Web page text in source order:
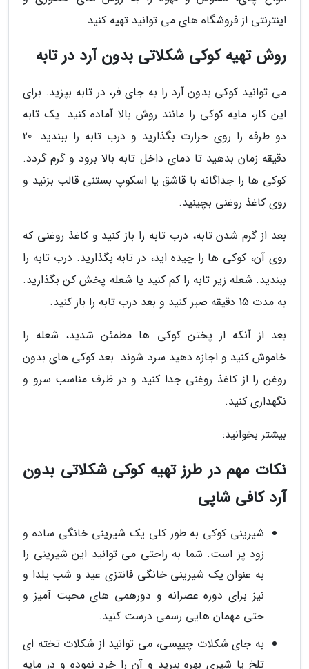
اینترنتی از فروشگاه های می توانید تهیه کنید.
روش تهیه کوکی شکلاتی بدون آرد در تابه
می توانید کوکی بدون آرد را به جای فر، در تابه بپزید. برای
این کار، مایه کوکی را مانند روش بالا آماده کنید. یک تابه
دو طرفه را روی حرارت بگذارید و درب تابه را ببندید. 20
دقیقه زمان بدهید تا دمای داخل تابه بالا برود و گرم گردد.
کوکی ها را جداگانه با قاشق یا اسکوپ بستنی قالب بزنید و
روی کاغذ روغنی بچینید.
بعد از گرم شدن تابه، درب تابه را باز کنید و کاغذ روغنی که
روی آن، کوکی ها را چیده اید، در تابه بگذارید. درب تابه را
ببندید. شعله زیر تابه را کم کنید یا شعله پخش کن بگذارید.
به مدت 15 دقیقه صبر کنید و بعد درب تابه را باز کنید.
بعد از آنکه از پختن کوکی ها مطمئن شدید، شعله را
خاموش کنید و اجازه دهید سرد شوند. بعد کوکی های بدون
روغن را از کاغذ روغنی جدا کنید و در ظرف مناسب سرو و
نگهداری کنید.
بیشتر بخوانید:
نکات مهم در طرز تهیه کوکی شکلاتی بدون
آرد کافی شاپی
شیرینی کوکی به طور کلی یک شیرینی خانگی ساده و
زود پز است. شما به راحتی می توانید این شیرینی را
به عنوان یک شیرینی خانگی فانتزی عید و شب یلدا و
نیز برای دوره عصرانه و دورهمی های محبت آمیز و
حتی مهمان هایی رسمی درست کنید.
به جای شکلات چیپسی، می توانید از شکلات تخته ای
تلخ یا شیری بهره ببرید و آن را خرد نموده و در مایه